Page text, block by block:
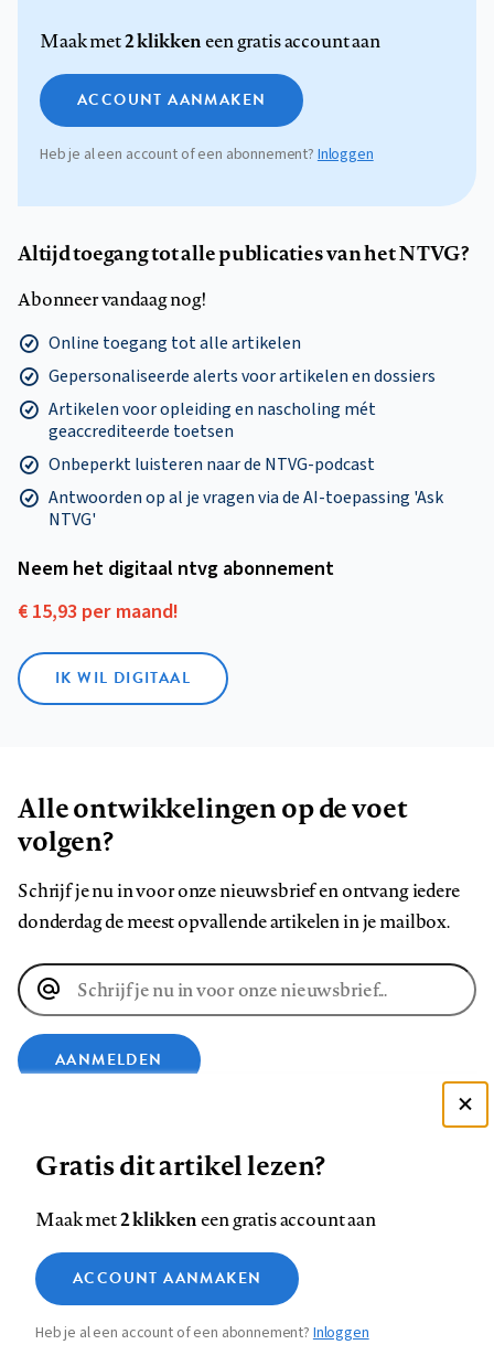
Maak met2 klikkeneen gratis account aan
ACCOUNT AANMAKEN
Heb je al een account of een abonnement?Inloggen
Altijd toegang tot alle publicaties van het NTVG?
Abonneer vandaag nog!
Online toegang tot alle artikelen
Gepersonaliseerde alerts voor artikelen en dossiers
Artikelen voor opleiding en nascholing mét
geaccrediteerde toetsen
Onbeperkt luisteren naar de NTVG-podcast
Antwoorden op al je vragen via de AI-toepassing 'Ask
NTVG'
Neem het digitaal ntvg abonnement
€ 15,93 per maand!
IK WIL DIGITAAL
Alle ontwikkelingen op de voet
volgen?
Schrijf je nu in voor onze nieuwsbrief en ontvang iedere
donderdag de meest opvallende artikelen in je mailbox.
E-
mailadres
AANMELDEN
op
Facebook
op
LinkedIn
op
Bluesky
ons
op
InstagramYouTube
Footer
Contact Colofon Disclaimer Privacy
Medische vragen verdienen
betrouwbare antwoorden
Zie onze cookie policy
Analytische cookies
Marketing cookies
Gratis dit artikel lezen?
Maak met2 klikkeneen gratis account aan
ACCOUNT AANMAKEN
Heb je al een account of een abonnement?Inloggen